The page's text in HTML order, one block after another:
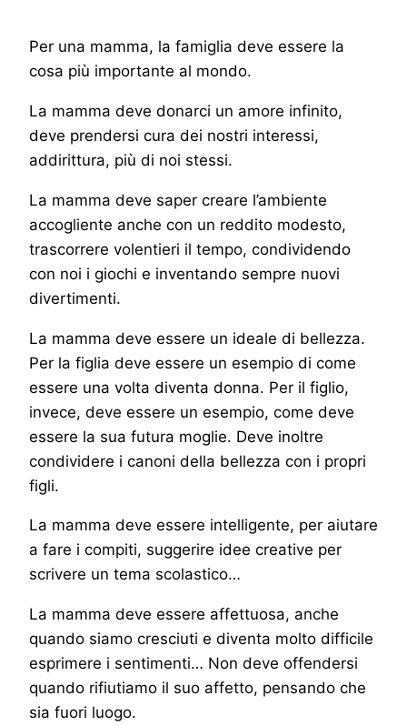
Per una mamma, la famiglia deve essere la
cosa più importante al mondo.
La mamma deve donarci un amore infinito,
deve prendersi cura dei nostri interessi,
addirittura, più di noi stessi.
La mamma deve saper creare l’ambiente
accogliente anche con un reddito modesto,
trascorrere volentieri il tempo, condividendo
con noi i giochi e inventando sempre nuovi
divertimenti.
La mamma deve essere un ideale di bellezza.
Per la figlia deve essere un esempio di come
essere una volta diventa donna. Per il figlio,
invece, deve essere un esempio, come deve
essere la sua futura moglie. Deve inoltre
condividere i canoni della bellezza con i propri
figli.
La mamma deve essere intelligente, per aiutare
a fare i compiti, suggerire idee creative per
scrivere un tema scolastico…
La mamma deve essere affettuosa, anche
quando siamo cresciuti e diventa molto difficile
esprimere i sentimenti… Non deve offendersi
quando rifiutiamo il suo affetto, pensando che
sia fuori luogo.